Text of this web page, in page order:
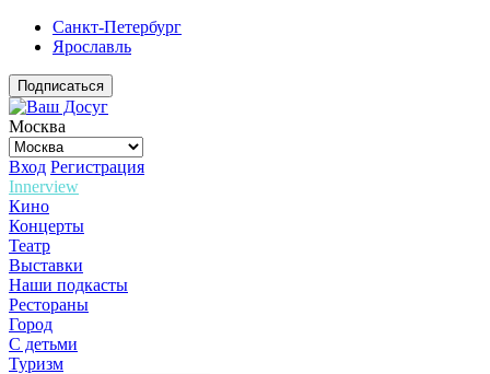
Санкт-Петербург
Ярославль
Подписаться
Москва
Вход Регистрация
Innerview
Кино
Концерты
Театр
Выставки
Наши подкасты
Рестораны
Город
С детьми
Туризм